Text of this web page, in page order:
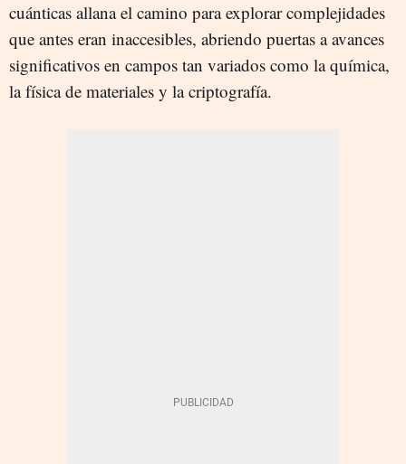
cuánticas allana el camino para explorar complejidades
que antes eran inaccesibles, abriendo puertas a avances
significativos en campos tan variados como la química,
la física de materiales y la criptografía.